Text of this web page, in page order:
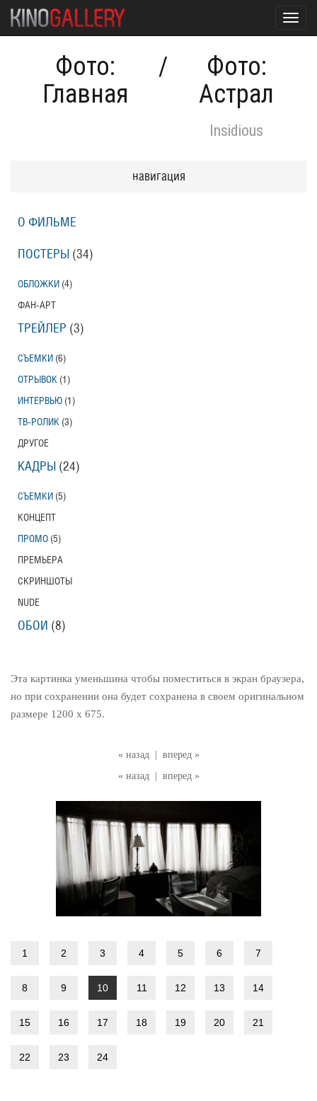
Фото:
Главная
/
Фото:
Астрал
Insidious
« назад
вперед »
« назад
вперед »
Эта картинка уменьшина чтобы поместиться в экран браузера,
но при сохранении она будет сохранена в своем оригинальном
размере 1200 x 675.
1 2 3 4 5 6 7
8 9 10 11 12 13 14
15 16 17 18 19 20 21
22 23 24
навигация
О ФИЛЬМЕ
ПОСТЕРЫ (34)
ОБЛОЖКИ (4)
ФАН-АРТ
ТРЕЙЛЕР (3)
СЪЕМКИ (6)
ОТРЫВОК (1)
ИНТЕРВЬЮ (1)
ТВ-РОЛИК (3)
ДРУГОЕ
КАДРЫ (24)
СЪЕМКИ (5)
КОНЦЕПТ
ПРОМО (5)
ПРЕМЬЕРА
СКРИНШОТЫ
NUDE
ОБОИ (8)